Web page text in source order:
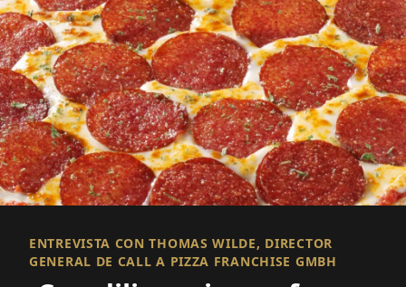
ENTREVISTA CON THOMAS WILDE, DIRECTOR
GENERAL DE CALL A PIZZA FRANCHISE GMBH